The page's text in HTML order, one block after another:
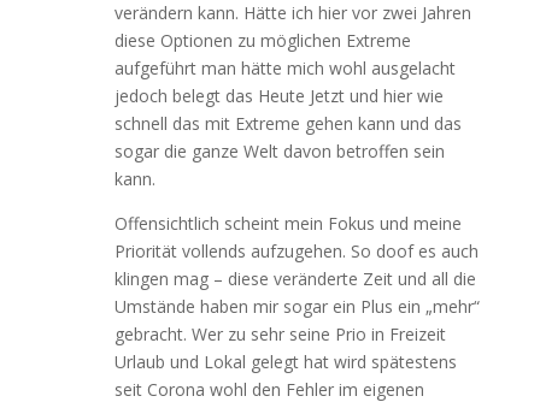
verändern kann. Hätte ich hier vor zwei Jahren
diese Optionen zu möglichen Extreme
aufgeführt man hätte mich wohl ausgelacht
jedoch belegt das Heute Jetzt und hier wie
schnell das mit Extreme gehen kann und das
sogar die ganze Welt davon betroffen sein
kann.
Offensichtlich scheint mein Fokus und meine
Priorität vollends aufzugehen. So doof es auch
klingen mag – diese veränderte Zeit und all die
Umstände haben mir sogar ein Plus ein „mehr“
gebracht. Wer zu sehr seine Prio in Freizeit
Urlaub und Lokal gelegt hat wird spätestens
seit Corona wohl den Fehler im eigenen